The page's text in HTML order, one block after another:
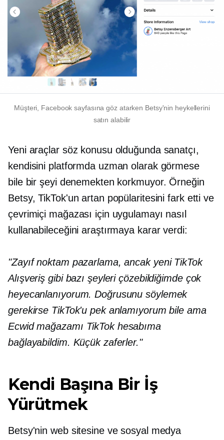
Müşteri, Facebook sayfasına göz atarken Betsy'nin heykellerini
satın alabilir
Yeni araçlar söz konusu olduğunda sanatçı,
kendisini platformda uzman olarak görmese
bile bir şeyi denemekten korkmuyor. Örneğin
Betsy, TikTok'un artan popülaritesini fark etti ve
çevrimiçi mağazası için uygulamayı nasıl
kullanabileceğini araştırmaya karar verdi:
"Zayıf noktam pazarlama, ancak yeni TikTok
Alışveriş gibi bazı şeyleri çözebildiğimde çok
heyecanlanıyorum. Doğrusunu söylemek
gerekirse TikTok'u pek anlamıyorum bile ama
Ecwid mağazamı TikTok hesabıma
bağlayabildim. Küçük zaferler."
Kendi Başına Bir İş
Yürütmek
Betsy'nin web sitesine ve sosyal medya